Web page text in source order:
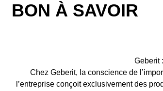
BON À SAVOIR
Geberit
Chez Geberit, la conscience de
l’entreprise conçoit exclusivement des